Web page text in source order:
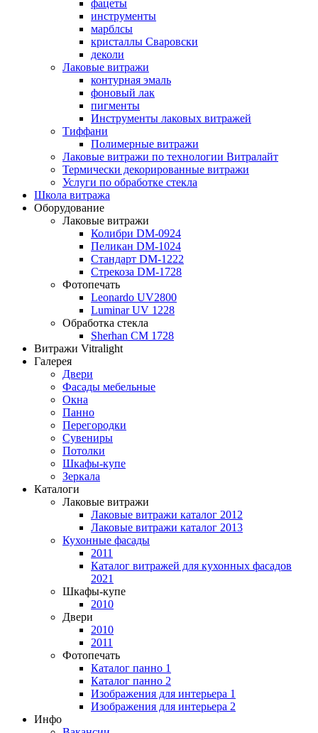
фацеты
инструменты
марблсы
кристаллы Сваровски
деколи
Лаковые витражи
контурная эмаль
фоновый лак
пигменты
Инструменты лаковых витражей
Тиффани
Полимерные витражи
Лаковые витражи по технологии Витралайт
Термически декорированные витражи
Услуги по обработке стекла
Школа витража
Оборудование
Лаковые витражи
Колибри DM-0924
Пеликан DM-1024
Стандарт DM-1222
Стрекоза DM-1728
Фотопечать
Leonardo UV2800
Luminar UV 1228
Обработка стекла
Sherhan CM 1728
Витражи Vitralight
Галерея
Двери
Фасады мебельные
Окна
Панно
Перегородки
Сувениры
Потолки
Шкафы-купе
Зеркала
Каталоги
Лаковые витражи
Лаковые витражи каталог 2012
Лаковые витражи каталог 2013
Кухонные фасады
2011
Каталог витражей для кухонных фасадов
2021
Шкафы-купе
2010
Двери
2010
2011
Фотопечать
Каталог панно 1
Каталог панно 2
Изображения для интерьера 1
Изображения для интерьера 2
Инфо